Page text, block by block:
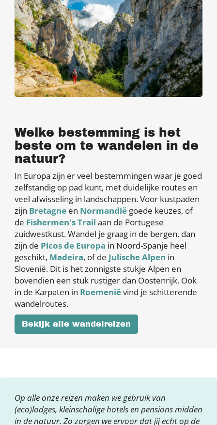
Welke bestemming is het
beste om te wandelen in de
natuur?
In Europa zijn er veel bestemmingen waar je goed
zelfstandig op pad kunt, met duidelijke routes en
veel afwisseling in landschappen. Voor kustpaden
zijn Bretagne en Normandië goede keuzes, of
de Fishermen's Trail aan de Portugese
zuidwestkust. Wandel je graag in de bergen, dan
zijn de Picos de Europa in Noord-Spanje heel
geschikt, Madeira, of de Julische Alpen in
Slovenië. Dit is het zonnigste stukje Alpen en
bovendien een stuk rustiger dan Oostenrijk. Ook
in de Karpaten in Roemeniëvind je schitterende
wandelroutes.
Bekijk alle wandelreizen
Op alle onze reizen maken we gebruik van
(eco)lodges, kleinschalige hotels en pensions midden
in de natuur. Zo zorgen we ervoor dat jij echt op de